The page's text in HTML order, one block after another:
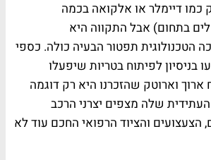
כמו דיימלר או אלקואה בכמה
בתחום) אבל התקווה היא
תפטור הבעיה כולה. כספי
בניסיון לפיתוח בטריות שיפעלו
ארוך וארוטק שהזכרנו היא רק דוגמה
שלה מצפים יצרני הרכב
הצעצועים והציוד הרפואי החכם עוד לא